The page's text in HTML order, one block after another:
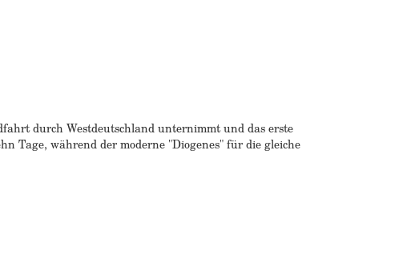
durch Westdeutschland unternimmt und das erste
Tage, während der moderne "Diogenes" für die gleiche